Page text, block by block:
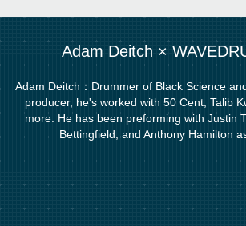
Adam Deitch ×
Adam Deitch：Drummer of Black Science
producer, he's worked with 50 Cent, Talib
more. He has been preforming with Justin
Bettingfield, and Anthony Hamilton